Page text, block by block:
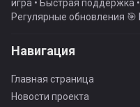
игра • Быстрая поддержка
Регулярные обновления
Навигация
Главная страница
Новости проекта